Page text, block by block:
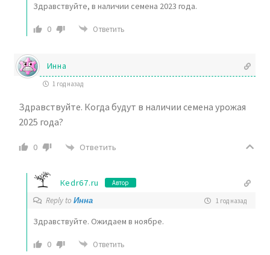
Здравствуйте, в наличии семена 2023 года.
0 Ответить
Инна
1 год назад
Здравствуйте. Когда будут в наличии семена урожая
2025 года?
0 Ответить
Кedr67.ru Автор
Reply to Инна 1 год назад
Здравствуйте. Ожидаем в ноябре.
0 Ответить